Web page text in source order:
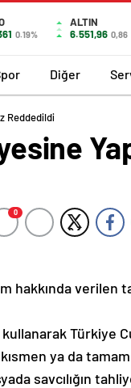
0.19%
ALTIN
6.551,96 0,86
Diğer
Reddedildi
0
hakkında verilen
kullanarak Türkiye
ya da
savcılığın